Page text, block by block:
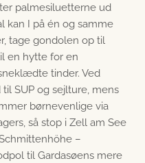
palmesiluetterne ud
kan I på én og samme
tage gondolen op til
en hytte for en
tinder. Ved
SUP og sejlture, mens
børnevenlige via
så stop i Zell am See
–
til Gardasøens mere